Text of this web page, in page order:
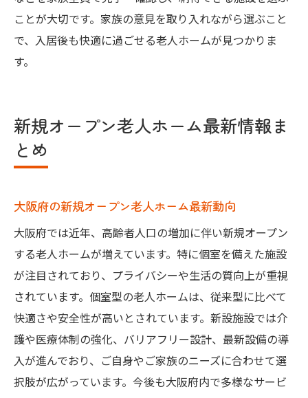
ことが大切です。家族の意見を取り入れながら選ぶこと
で、入居後も快適に過ごせる老人ホームが見つかりま
す。
新規オープン老人ホーム最新情報ま
とめ
大阪府の新規オープン老人ホーム最新動向
大阪府では近年、高齢者人口の増加に伴い新規オープン
する老人ホームが増えています。特に個室を備えた施設
が注目されており、プライバシーや生活の質向上が重視
されています。個室型の老人ホームは、従来型に比べて
快適さや安全性が高いとされています。新設施設では介
護や医療体制の強化、バリアフリー設計、最新設備の導
入が進んでおり、ご自身やご家族のニーズに合わせて選
択肢が広がっています。今後も大阪府内で多様なサービ